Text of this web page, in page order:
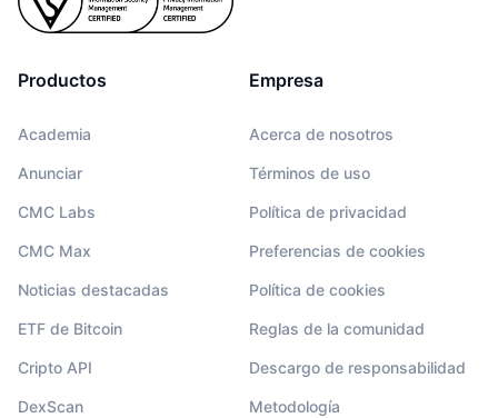
Productos
Academia
Anunciar
CMC Labs
CMC Max
Noticias destacadas
ETF de Bitcoin
Cripto API
DexScan
Empresa
Acerca de nosotros
Términos de uso
Política de privacidad
Preferencias de cookies
Política de cookies
Reglas de la comunidad
Descargo de responsabilidad
Metodología